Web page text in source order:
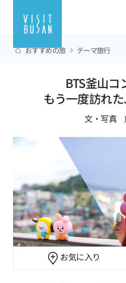
おすすめの旅 テーマ旅行
BTS釜山コ
もう一度訪れ
文・写真
お気に入り